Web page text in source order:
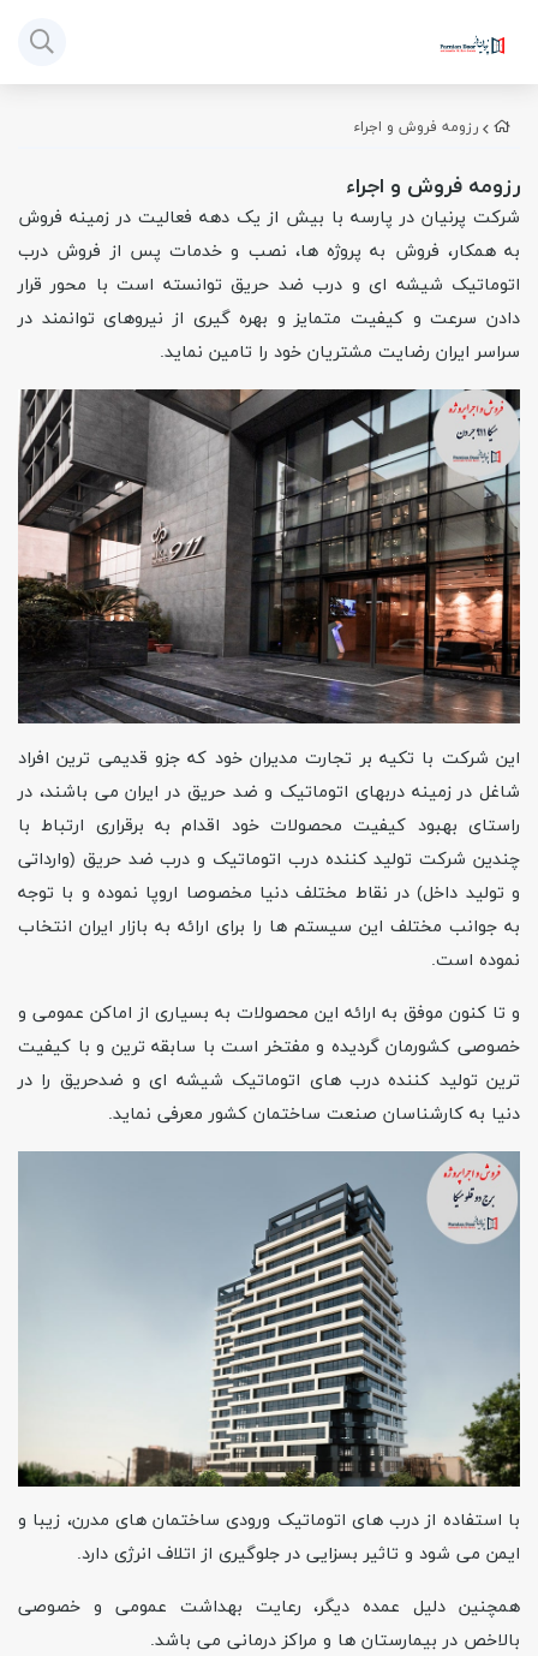
رزومه فروش و اجراء
رزومه فروش و اجراء
شرکت پرنیان در پارسه با بیش از یک دهه فعالیت در زمینه فروش
به همکار، فروش به پروژه ها، نصب و خدمات پس از فروش درب
اتوماتیک شیشه ای و درب ضد حریق توانسته است با محور قرار
دادن سرعت و کیفیت متمایز و بهره گیری از نیروهای توانمند در
سراسر ایران رضایت مشتریان خود را تامین نماید.
این شرکت با تکیه بر تجارت مدیران خود که جزو قدیمی ترین افراد
شاغل در زمینه دربهای اتوماتیک و ضد حریق در ایران می باشند، در
راستای بهبود کیفیت محصولات خود اقدام به برقراری ارتباط با
چندین شرکت تولید کننده درب اتوماتیک و درب ضد حریق (وارداتی
و تولید داخل) در نقاط مختلف دنیا مخصوصا اروپا نموده و با توجه
به جوانب مختلف این سیستم ها را برای ارائه به بازار ایران انتخاب
نموده است.
و تا کنون موفق به ارائه این محصولات به بسیاری از اماکن عمومی و
خصوصی کشورمان گردیده و مفتخر است با سابقه ترین و با کیفیت
ترین تولید کننده درب های اتوماتیک شیشه ای و ضدحریق را در
دنیا به کارشناسان صنعت ساختمان کشور معرفی نماید.
با استفاده از درب های اتوماتیک ورودی ساختمان های مدرن، زیبا و
ایمن می شود و تاثیر بسزایی در جلوگیری از اتلاف انرژی دارد.
همچنین دلیل عمده دیگر، رعایت بهداشت عمومی و خصوصی
بالاخص در بیمارستان ها و مراکز درمانی می باشد.